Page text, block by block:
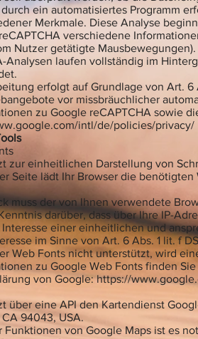
ein automatisiertes Programm
Merkmale. Diese Analyse
verschiedene
Nutzer getätigte
Analysen laufen vollständig im
erfolgt auf Grundlage von Art.
vor missbräuchlicher
zu Google reCAPTCHA sowie
intl/de/policies/privacy/
zur einheitlichen Darstellung von
Seite lädt Ihr Browser die
muss der von Ihnen verwendete
darüber, dass über Ihre IP-
einer einheitlichen und
im Sinne von Art. 6 Abs. 1 lit. f
Web Fonts nicht unterstützt, wird
zu Google Web Fonts finden
von Google:https://
über eine API den Kartendienst
94043, USA.
Funktionen von Google Maps ist es